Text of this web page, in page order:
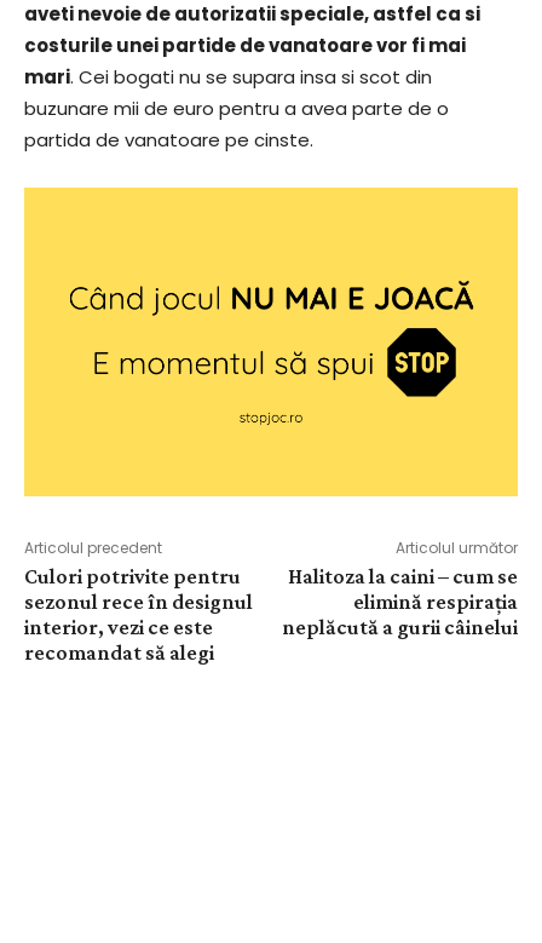
aveti nevoie de autorizatii speciale, astfel ca si
costurile unei partide de vanatoare vor fi mai
mari. Cei bogati nu se supara insa si scot din
buzunare mii de euro pentru a avea parte de o
partida de vanatoare pe cinste.
Articolul precedent
Culori potrivite pentru
sezonul rece în designul
interior, vezi ce este
recomandat să alegi
Articolul următor
Halitoza la caini – cum se
elimină respirația
neplăcută a gurii câinelui